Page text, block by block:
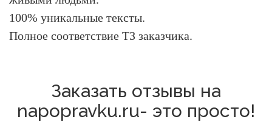
100% уникальные тексты.
Полное соответствие ТЗ заказчика.
Заказать отзывы на
napopravku.ru- это просто!